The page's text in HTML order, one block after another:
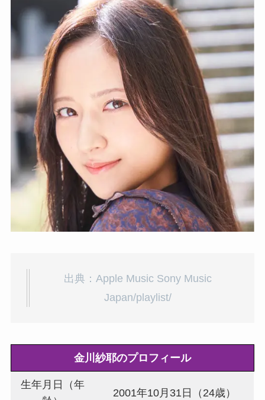
出典：Apple Music Sony Music
Japan/playlist/
金川紗耶のプロフィール
生年月日（年
2001年10月31日（24歳）